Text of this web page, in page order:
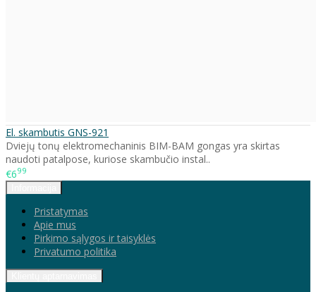
El. skambutis GNS-921
Dviejų tonų elektromechaninis BIM-BAM gongas yra skirtas
naudoti patalpose, kuriose skambučio instal..
€699
Pristatymas
Apie mus
Pirkimo sąlygos ir taisyklės
Privatumo politika